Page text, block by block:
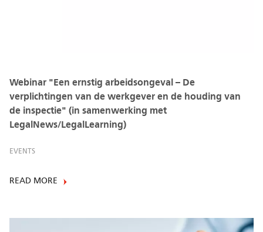
Webinar "Een ernstig arbeidsongeval – De
verplichtingen van de werkgever en de houding van
de inspectie" (in samenwerking met
LegalNews/LegalLearning)
EVENTS
READ MORE